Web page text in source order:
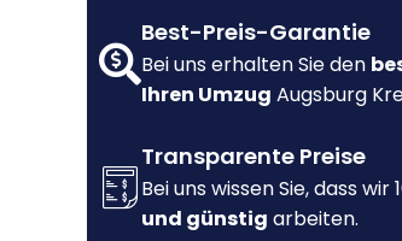
Best-Preis-Garantie
Bei uns erhalten Sie den
Ihren Umzug Augsburg
Transparente Preise
Bei uns wissen Sie, dass wir
und günstig arbeiten.